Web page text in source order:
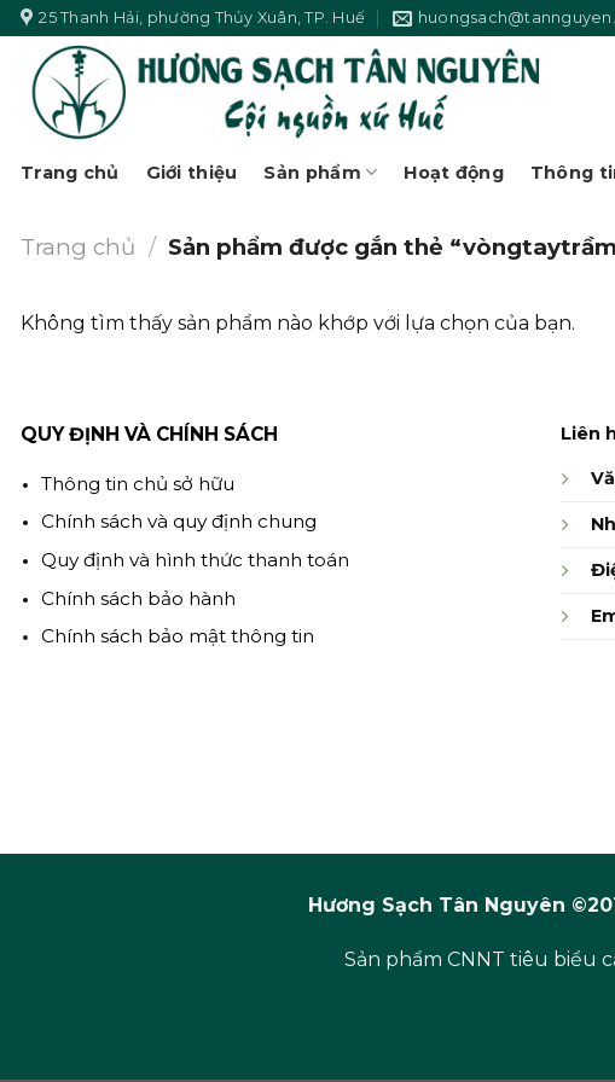
Skip
to
content
25 Thanh Hải, phường Thủy Xuân, TP. Huế
Trang chủ Giới thiệu Sản phẩm Hoạt động Thông
Trang chủ / Sản phẩm được gắn thẻ
Không tìm thấy sản phẩm nào khớp với lựa chọn của bạn.
QUY ĐỊNH VÀ CHÍNH SÁCH
Thông tin chủ sở hữu
Chính sách và quy định chung
Quy định và hình thức thanh toán
Chính sách bảo hành
Chính sách bảo mật thông tin
Liên
Hương Sạch Tân Nguyên
Sản phẩm CNNT tiêu biểu